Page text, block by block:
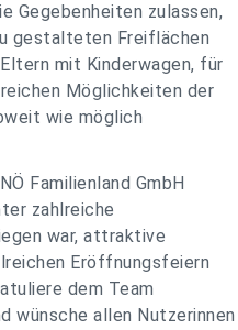
Gegebenheiten zulassen,
gestalteten Freiflächen
mit Kinderwagen, für
Möglichkeiten der
wie möglich
Familienland GmbH
zahlreiche
war, attraktive
Eröffnungsfeiern
dem Team
wünsche allen Nutzerinnen